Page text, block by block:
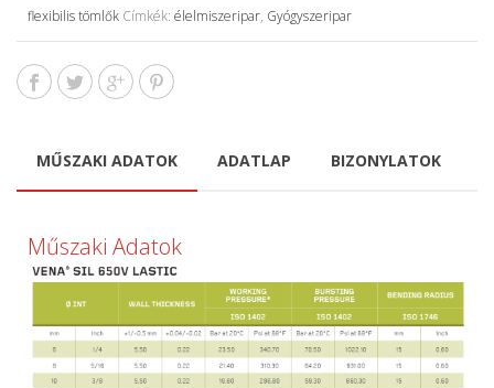
flexibilis tömlők Címkék: élelmiszeripar, Gyógyszeripar
MŰSZAKI ADATOK ADATLAP BIZONYLATOK
Műszaki Adatok